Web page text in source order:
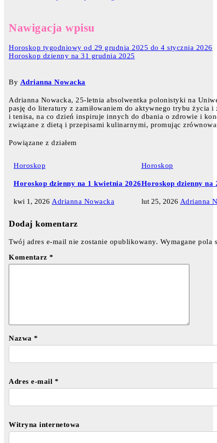
Nawigacja wpisu
Horoskop tygodniowy od 29 grudnia 2025 do 4 stycznia 2026
Horoskop dzienny na 31 grudnia 2025
By Adrianna Nowacka
Adrianna Nowacka, 25-letnia absolwentka polonistyki na
pasję do literatury z zamiłowaniem do aktywnego trybu życia
i tenisa, na co dzień inspiruje innych do dbania o zdrowie i
związane z dietą i przepisami kulinarnymi, promując
Powiązane z działem
Horoskop
Horoskop dzienny na 1 kwietnia 2026
kwi 1, 2026 Adrianna Nowacka
Horoskop
Horoskop dzienny na
lut 25, 2026 Adrianna
Dodaj komentarz
Twój adres e-mail nie zostanie opublikowany. Wymagane pola
Komentarz *
Nazwa *
Adres e-mail *
Witryna internetowa